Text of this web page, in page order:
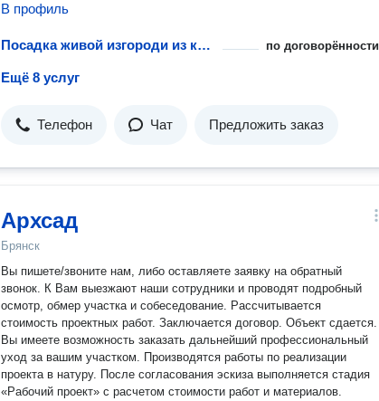
В профиль
Посадка живой изгороди из кустарника по договорённости
Ещё 8 услуг
Телефон Чат Предложить заказ
Архсад
Брянск
Вы пишете/звоните нам, либо оставляете заявку на обратный
звонок. К Вам выезжают наши сотрудники и проводят подробный
осмотр, обмер участка и собеседование. Рассчитывается
стоимость проектных работ. Заключается договор. Объект сдается.
Вы имеете возможность заказать дальнейший профессиональный
уход за вашим участком. Производятся работы по реализации
проекта в натуру. После согласования эскиза выполняется стадия
«Рабочий проект» с расчетом стоимости работ и материалов.